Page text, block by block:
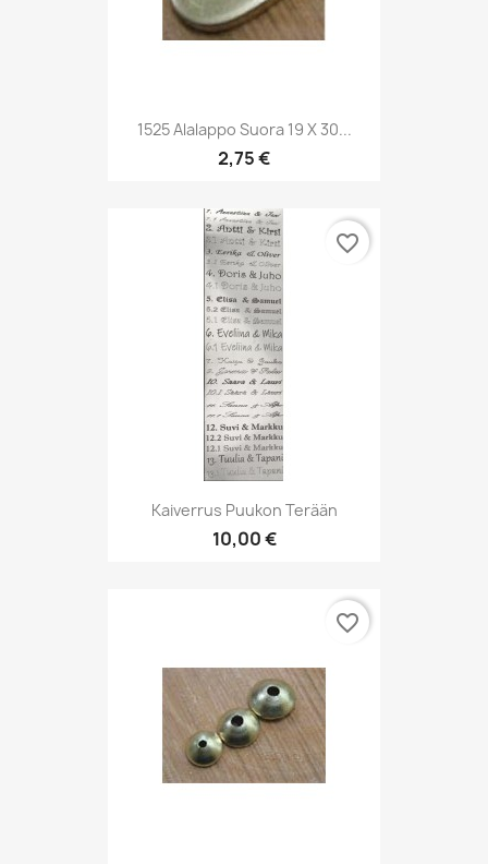
1525 Alalappo Suora 19 X 30...
2,75 €
Kaiverrus Puukon Terään
10,00 €
favorite_border
favorite_border